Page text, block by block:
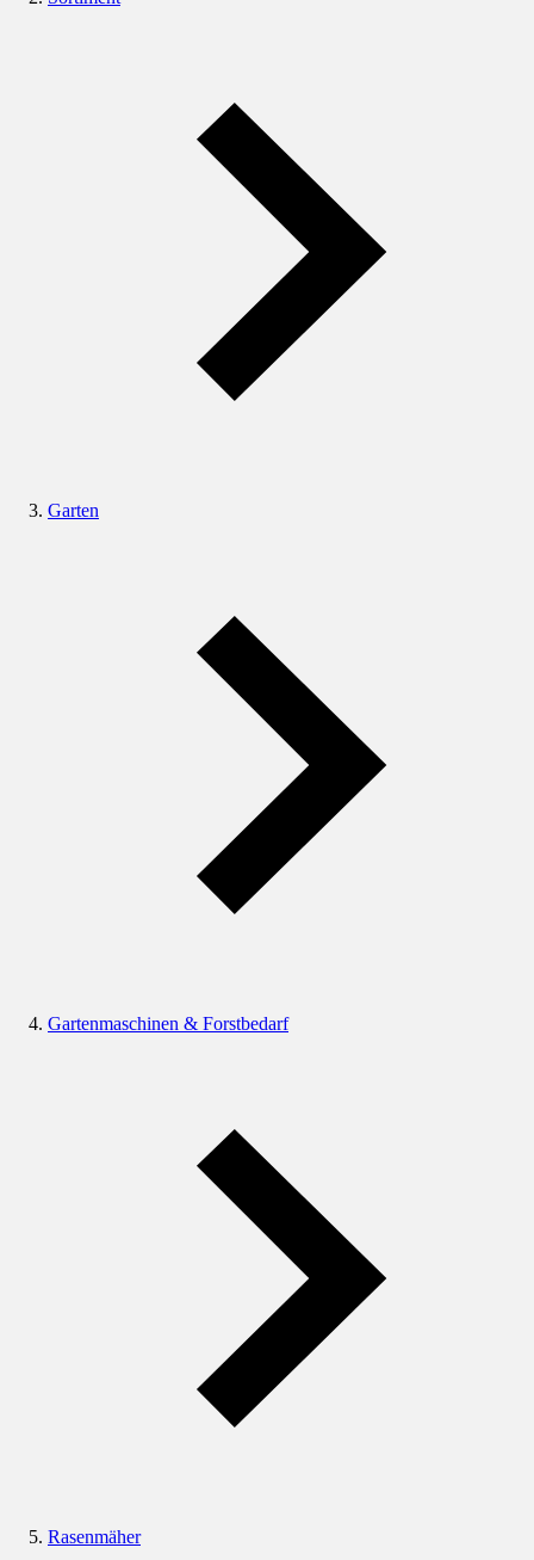
Garten
Gartenmaschinen & Forstbedarf
Rasenmäher